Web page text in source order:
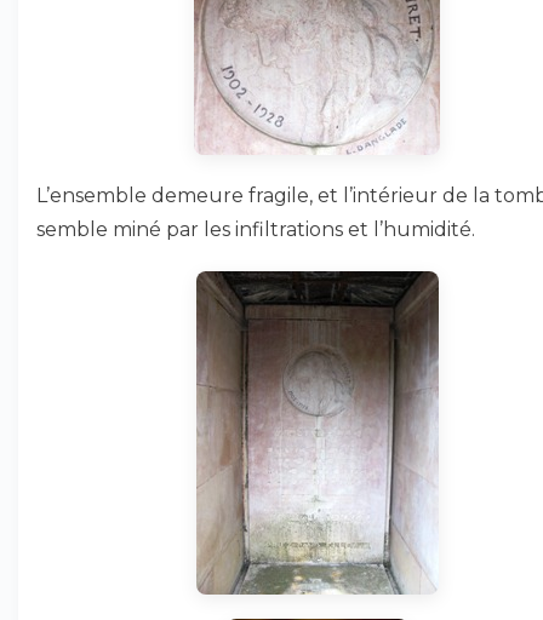
L’ensemble demeure fragile, et l’intérieur de la
semble miné par les infiltrations et l’humidité.